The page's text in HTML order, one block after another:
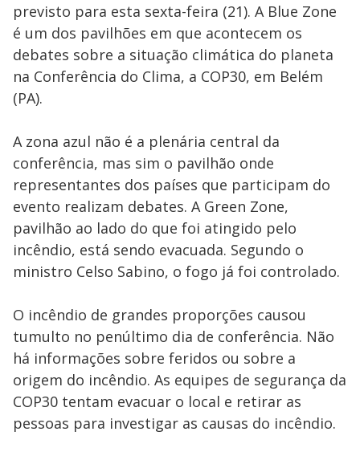
previsto para esta sexta-feira (21). A Blue Zone
é um dos pavilhões em que acontecem os
debates sobre a situação climática do planeta
na Conferência do Clima, a COP30, em Belém
(PA).
A zona azul não é a plenária central da
conferência, mas sim o pavilhão onde
representantes dos países que participam do
evento realizam debates. A Green Zone,
pavilhão ao lado do que foi atingido pelo
incêndio, está sendo evacuada. Segundo o
ministro Celso Sabino, o fogo já foi controlado.
O incêndio de grandes proporções causou
tumulto no penúltimo dia de conferência. Não
há informações sobre feridos ou sobre a
origem do incêndio. As equipes de segurança da
COP30 tentam evacuar o local e retirar as
pessoas para investigar as causas do incêndio.